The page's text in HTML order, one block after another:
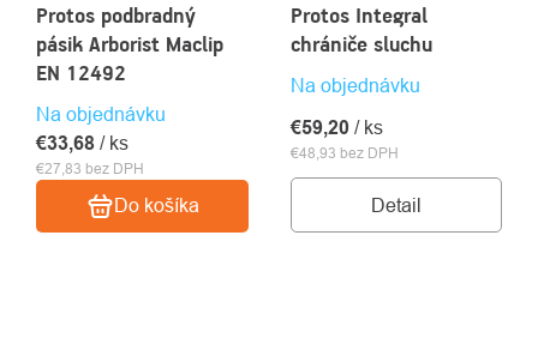
Protos podbradný
pásik Arborist Maclip
EN 12492
Na objednávku
€27,83 bez DPH
€33,68 / ks
Do košíka
Protos Integral
chrániče sluchu
Na objednávku
€48,93 bez DPH
€59,20 / ks
Detail